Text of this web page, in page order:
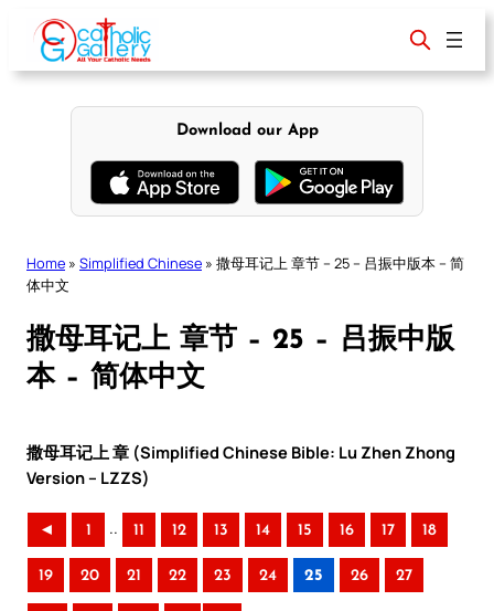
content
Download our App
Home » Simplified Chinese » 撒母耳记上 章节 – 25 – 吕振中版本 – 简
体中文
撒母耳记上 章节 – 25 – 吕振中版
本 – 简体中文
撒母耳记上 章 (Simplified Chinese Bible: Lu Zhen Zhong
Version – LZZS)
◄ 1 .. 11 12 13 14 15 16 17 18
19 20 21 22 23 24 25 26 27